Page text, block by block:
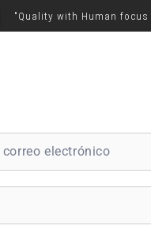
"Quality with Human focus